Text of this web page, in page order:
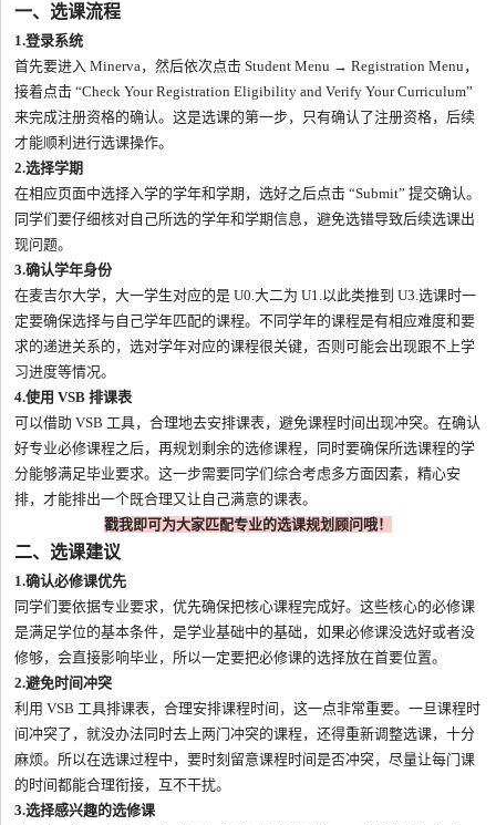
一、选课流程
1.登录系统
首先要进入 Minerva，然后依次点击 Student Menu → Registration Menu，
接着点击 “Check Your Registration Eligibility and Verify Your Curriculum”
来完成注册资格的确认。这是选课的第一步，只有确认了注册资格，后续
才能顺利进行选课操作。
2.选择学期
在相应页面中选择入学的学年和学期，选好之后点击 “Submit” 提交确认。
同学们要仔细核对自己所选的学年和学期信息，避免选错导致后续选课出
现问题。
3.确认学年身份
在麦吉尔大学，大一学生对应的是 U0.大二为 U1.以此类推到 U3.选课时一
定要确保选择与自己学年匹配的课程。不同学年的课程是有相应难度和要
求的递进关系的，选对学年对应的课程很关键，否则可能会出现跟不上学
习进度等情况。
4.使用 VSB 排课表
可以借助 VSB 工具，合理地去安排课表，避免课程时间出现冲突。在确认
好专业必修课程之后，再规划剩余的选修课程，同时要确保所选课程的学
分能够满足毕业要求。这一步需要同学们综合考虑多方面因素，精心安
排，才能排出一个既合理又让自己满意的课表。
戳我即可为大家匹配专业的选课规划顾问哦！
二、选课建议
1.确认必修课优先
同学们要依据专业要求，优先确保把核心课程完成好。这些核心的必修课
是满足学位的基本条件，是学业基础中的基础，如果必修课没选好或者没
修够，会直接影响毕业，所以一定要把必修课的选择放在首要位置。
2.避免时间冲突
利用 VSB 工具排课表，合理安排课程时间，这一点非常重要。一旦课程时
间冲突了，就没办法同时去上两门冲突的课程，还得重新调整选课，十分
麻烦。所以在选课过程中，要时刻留意课程时间是否冲突，尽量让每门课
的时间都能合理衔接，互不干扰。
3.选择感兴趣的选修课